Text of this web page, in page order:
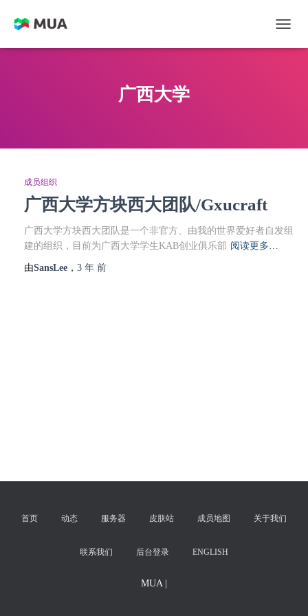
广西大学
成员组织
广西大学方块西大团队/Gxucraft
广西大学方块西大团队是一个非官方、由我的世界爱好者自发组
建的组织，目前为广西大学学生KAB创业俱乐部 阅读更多…
由SansLee ， 3 年 前
首页 动态 服务器 皮肤站 成员地图 关于我们
联系我们 后台登录 ENGLISH
MUA |